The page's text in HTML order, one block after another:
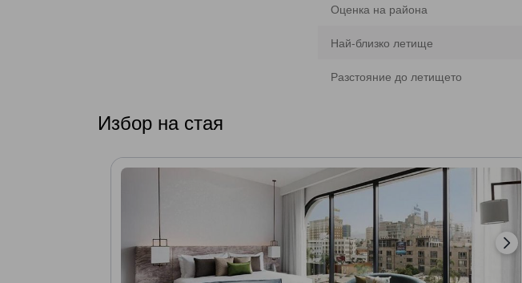
Оценка на района
Най-близко летище
Разстояние до летището
Избор на стая